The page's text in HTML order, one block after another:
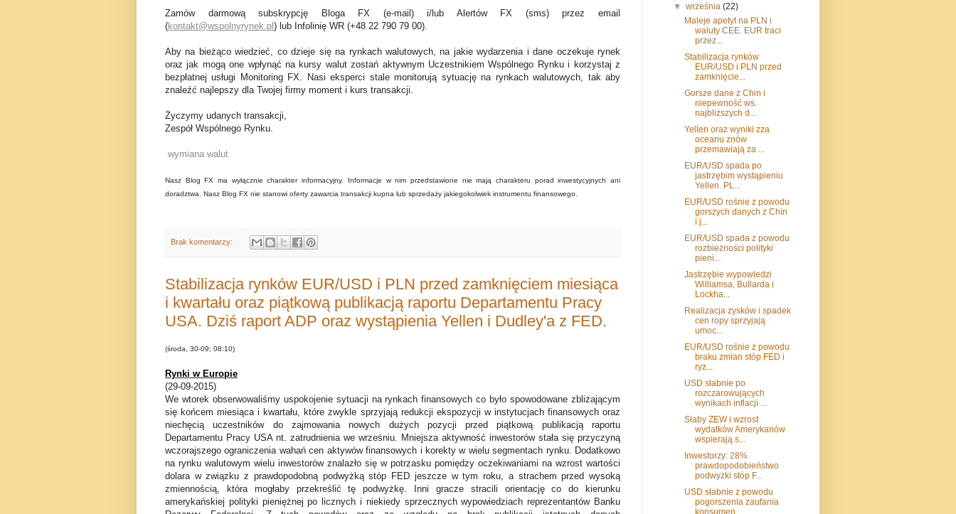
Zamów darmową subskrypcję Bloga FX (e-mail) i/lub Alertów FX (sms) przez email
(kontakt@wspolnyrynek.pl ) lub Infolinię WR (+48 22 790 79 00).
Aby na bieżąco wiedzieć, co dzieje się na rynkach walutowych, na jakie wydarzenia i dane oczekuje rynek
oraz jak mogą one wpłynąć na kursy walut zostań aktywnym Uczestnikiem Wspólnego Rynku i korzystaj z
bezpłatnej usługi Monitoring FX. Nasi eksperci stale monitorują sytuację na rynkach walutowych, tak aby
znaleźć najlepszy dla Twojej firmy moment i kurs transakcji.
Życzymy udanych transakcji,
Zespół Wspólnego Rynku.
wymiana walut
Nasz Blog FX ma wyłącznie charakter informacyjny. Informacje w nim przedstawione nie mają charakteru porad inwestycyjnych ani
doradztwa. Nasz Blog FX nie stanowi oferty zawarcia transakcji kupna lub sprzedaży jakiegokolwiek instrumentu finansowego.
Brak komentarzy:
Stabilizacja rynków EUR/USD i PLN przed zamknięciem miesiąca
i kwartału oraz piątkową publikacją raportu Departamentu Pracy
USA. Dziś raport ADP oraz wystąpienia Yellen i Dudley'a z FED.
(środa, 30-09; 08:10)
Rynki w Europie
(29-09-2015)
We wtorek obserwowaliśmy uspokojenie sytuacji na rynkach finansowych co było spowodowane zbliżającym
się końcem miesiąca i kwartału, które zwykle sprzyjają redukcji ekspozycji w instytucjach finansowych oraz
niechęcią uczestników do zajmowania nowych dużych pozycji przed piątkową publikacją raportu
Departamentu Pracy USA nt. zatrudnienia we wrześniu. Mniejsza aktywność inwestorów stała się przyczyną
wczorajszego ograniczenia wahań cen aktywów finansowych i korekty w wielu segmentach rynku. Dodatkowo
na rynku walutowym wielu inwestorów znalazło się w potrzasku pomiędzy oczekiwaniami na wzrost wartości
dolara w związku z prawdopodobną podwyżką stóp FED jeszcze w tym roku, a strachem przed wysoką
zmiennością, która mogłaby przekreślić tę podwyżkę. Inni gracze stracili orientację co do kierunku
amerykańskiej polityki pieniężnej po licznych i niekiedy sprzecznych wypowiedziach reprezentantów Banku
▼września(22)
Maleje apetyt na PLN i
waluty CEE. EUR traci
przez...
Stabilizacja rynków
EUR/USD i PLN przed
zamknięcie...
Gorsze dane z Chin i
niepewność ws.
najbliższych d...
Yellen oraz wyniki zza
oceanu znów
przemawiają za ...
EUR/USD spada po
jastrzębim wystąpieniu
Yellen. PL...
EUR/USD rośnie z powodu
gorszych danych z Chin
i j...
EUR/USD spada z powodu
rozbieżności polityki
pieni...
Jastrzębie wypowiedzi
Williamsa, Bullarda i
Lockha...
Realizacja zysków i spadek
cen ropy sprzyjają
umoc...
EUR/USD rośnie z powodu
braku zmian stóp FED i
ryz...
USD słabnie po
rozczarowujących
wynikach inflacji ...
Słaby ZEW i wzrost
wydatków Amerykanów
wspierają s...
Inwestorzy: 28%
prawdopodobieństwo
podwyżki stóp F...
USD słabnie z powodu
pogorszenia zaufania
konsumen...